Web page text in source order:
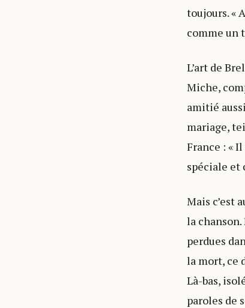
toujours. «
comme un
L’art de
Miche,
amitié
mariage,
France : «
spéciale et
Mais c’est
la
perdues
la mort, ce
Là-bas,
paroles de